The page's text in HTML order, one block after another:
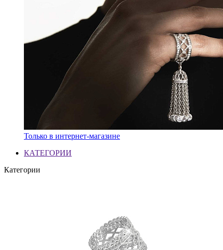
Только в интернет-магазине
КАТЕГОРИИ
Категории